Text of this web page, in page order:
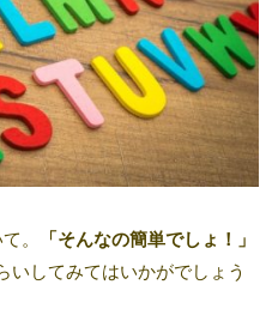
。
「そんなの簡単でしょ！」
いしてみてはいかがでしょう